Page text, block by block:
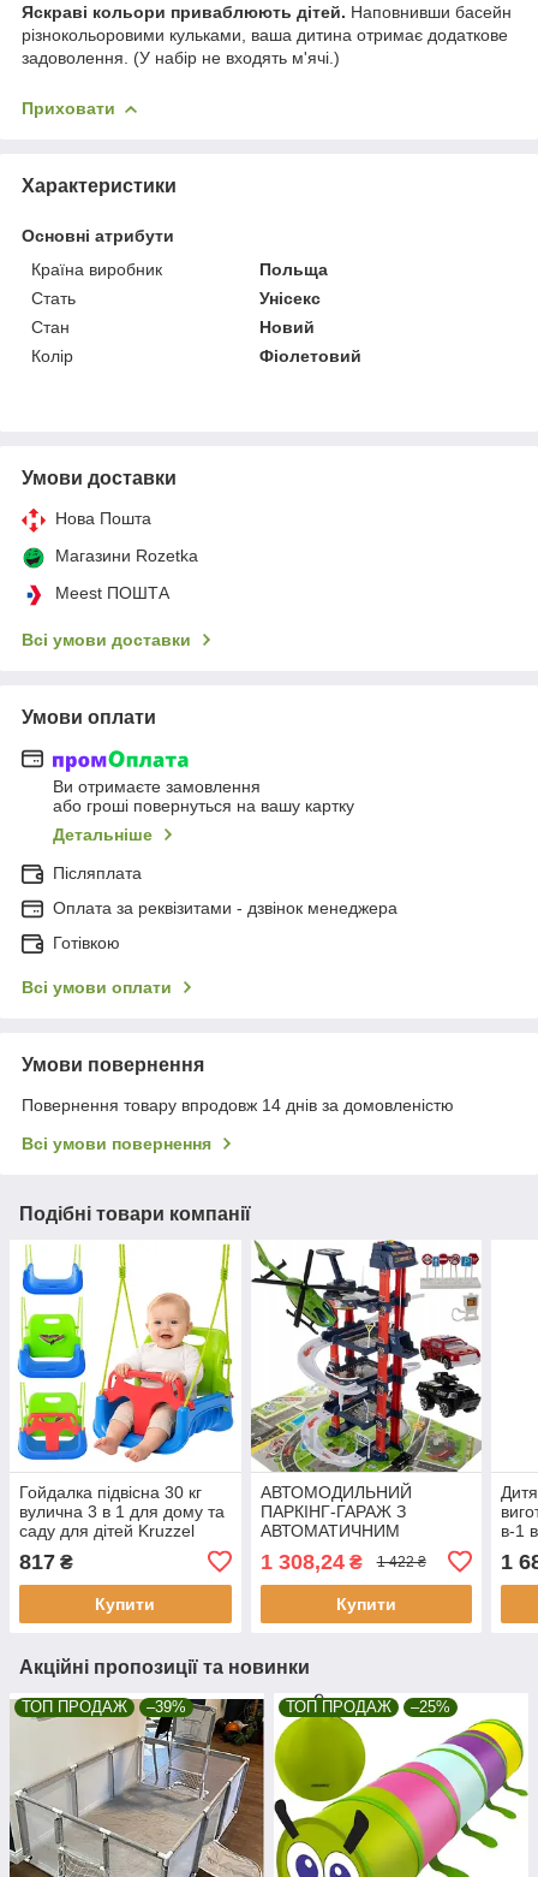
Яскраві кольори приваблюють дітей. Наповнивши басейн
різнокольоровими кульками, ваша дитина отримає додаткове
задоволення. (У набір не входять м'ячі.)
Приховати
Характеристики
Основні атрибути
Країна виробник
Польща
Стать
Унісекс
Стан
Новий
Колір
Фіолетовий
Умови доставки
Нова Пошта
Магазини Rozetka
Meest ПОШТА
Всі умови доставки
Умови оплати
Ви отримаєте замовлення
або гроші повернуться на вашу картку
Детальніше
Післяплата
Оплата за реквізитами - дзвінок менеджера
Готівкою
Всі умови оплати
Умови повернення
Повернення товару впродовж 14 днів за домовленістю
Всі умови повернення
Подібні товари компанії
Гойдалка підвісна 30 кг
вулична 3 в 1 для дому та
саду для дітей Kruzzel
817 ₴
Купити
АВТОМОДИЛЬНИЙ
ПАРКІНГ-ГАРАЖ З
АВТОМАТИЧНИМ
АВТОМОСЛЯМИ І
ВЕРТОЛІТОМ KRUZZEL
1 308,24₴ 1 422 ₴
Купити
в-1
1
Акційні пропозиції та новинки
ТОП ПРОДАЖ –39% ТОП ПРОДАЖ –25%